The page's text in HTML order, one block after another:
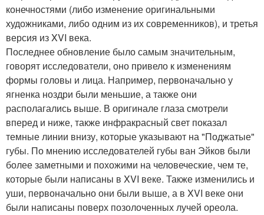
конечностями (либо изменение оригинальными
художниками, либо одним из их современников), и третья
версия из XVI века.
Последнее обновление было самым значительным,
говорят исследователи, оно привело к изменениям
формы головы и лица. Например, первоначально у
ягненка ноздри были меньшие, а также они
располагались выше. В оригинале глаза смотрели
вперед и ниже, также инфракрасный свет показал
темные линии внизу, которые указывают на "Поджатые"
губы. По мнению исследователей губы ван Эйков были
более заметными и похожими на человеческие, чем те,
которые были написаны в XVI веке. Также изменились и
уши, первоначально они были выше, а в XVI веке они
были написаны поверх позолоченных лучей ореола.